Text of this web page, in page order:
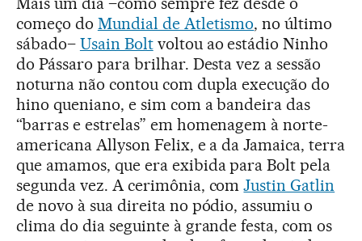
começo do Mundial de Atletismo, no último
sábado– Usain Boltvoltou ao estádio Ninho
do Pássaro para brilhar. Desta vez a sessão
noturna não contou com dupla execução do
hino queniano, e sim com a bandeira das
“barras e estrelas” em homenagem à norte-
americana Allyson Felix, e a da Jamaica, terra
que amamos, que era exibida para Bolt pela
segunda vez. A cerimônia, comJustin Gatlin
de novo à sua direita no pódio, assumiu o
clima do dia seguinte à grande festa, com os